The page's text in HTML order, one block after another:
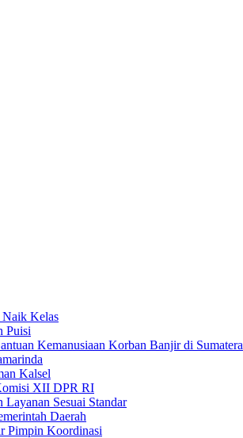
Kelas
Puisi
Kemanusiaan Korban Banjir di Sumatera
Kalsel
XII DPR RI
Sesuai Standar
Daerah
Pimpin Koordinasi